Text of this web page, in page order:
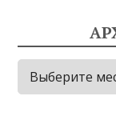
Архив
публикаций